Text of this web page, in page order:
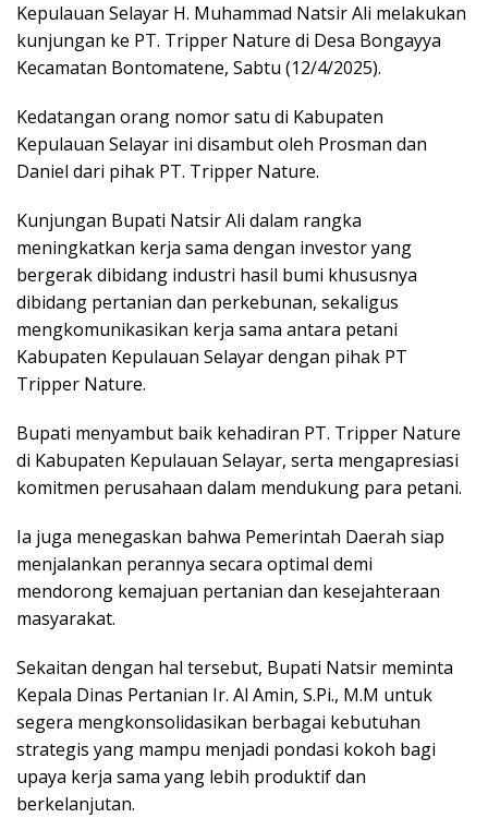
Kepulauan Selayar H. Muhammad Natsir Ali melakukan
kunjungan ke PT. Tripper Nature di Desa Bongayya
Kecamatan Bontomatene, Sabtu (12/4/2025).
Kedatangan orang nomor satu di Kabupaten
Kepulauan Selayar ini disambut oleh Prosman dan
Daniel dari pihak PT. Tripper Nature.
Kunjungan Bupati Natsir Ali dalam rangka
meningkatkan kerja sama dengan investor yang
bergerak dibidang industri hasil bumi khususnya
dibidang pertanian dan perkebunan, sekaligus
mengkomunikasikan kerja sama antara petani
Kabupaten Kepulauan Selayar dengan pihak PT
Tripper Nature.
Bupati menyambut baik kehadiran PT. Tripper Nature
di Kabupaten Kepulauan Selayar, serta mengapresiasi
komitmen perusahaan dalam mendukung para petani.
Ia juga menegaskan bahwa Pemerintah Daerah siap
menjalankan perannya secara optimal demi
mendorong kemajuan pertanian dan kesejahteraan
masyarakat.
Sekaitan dengan hal tersebut, Bupati Natsir meminta
Kepala Dinas Pertanian Ir. Al Amin, S.Pi., M.M untuk
segera mengkonsolidasikan berbagai kebutuhan
strategis yang mampu menjadi pondasi kokoh bagi
upaya kerja sama yang lebih produktif dan
berkelanjutan.